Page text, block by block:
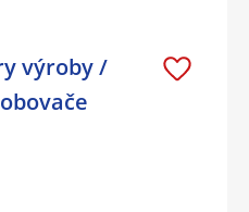
výroby /